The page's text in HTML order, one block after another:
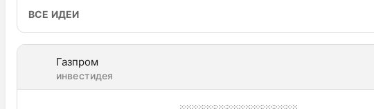
ВСЕ ИДЕИ
Газпром
инвестидея